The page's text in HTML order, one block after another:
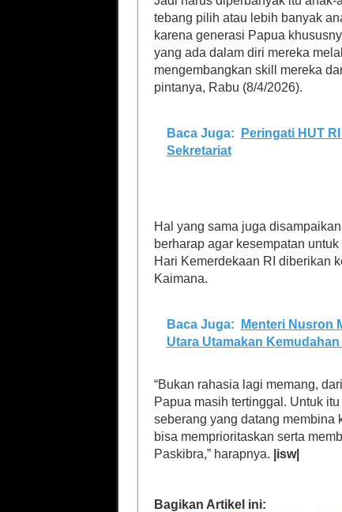
tebang pilih atau lebih banyak
karena generasi Papua
yang ada dalam diri mereka
mengembangkan skill mereka
pintanya, Rabu (8/4/2026).
Baca Juga:
Peringati HUT
Sekretariat
Hal yang sama juga
berharap agar kesempatan
Hari Kemerdekaan RI diberikan
Kaimana.
Baca Juga:
Menteri Nusron
Utara Utamakan
“Bukan rahasia lagi memang,
Papua masih tertinggal. Untuk
seberang yang datang membina
bisa memprioritaskan serta
Paskibra,” harapnya. |isw|
Bagikan Artikel ini: